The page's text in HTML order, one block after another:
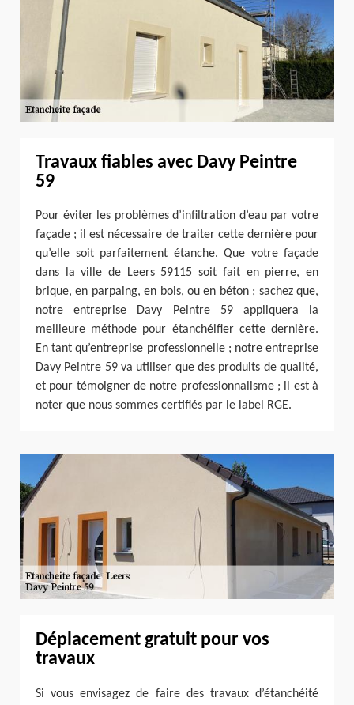
Travaux fiables avec Davy Peintre
59
Pour éviter les problèmes d’infiltration d’eau par votre
façade ; il est nécessaire de traiter cette dernière pour
qu’elle soit parfaitement étanche. Que votre façade
dans la ville de Leers 59115 soit fait en pierre, en
brique, en parpaing, en bois, ou en béton ; sachez que,
notre entreprise Davy Peintre 59 appliquera la
meilleure méthode pour étanchéifier cette dernière.
En tant qu’entreprise professionnelle ; notre entreprise
Davy Peintre 59 va utiliser que des produits de qualité,
et pour témoigner de notre professionnalisme ; il est à
noter que nous sommes certifiés par le label RGE.
Déplacement gratuit pour vos
travaux
Si vous envisagez de faire des travaux d’étanchéité